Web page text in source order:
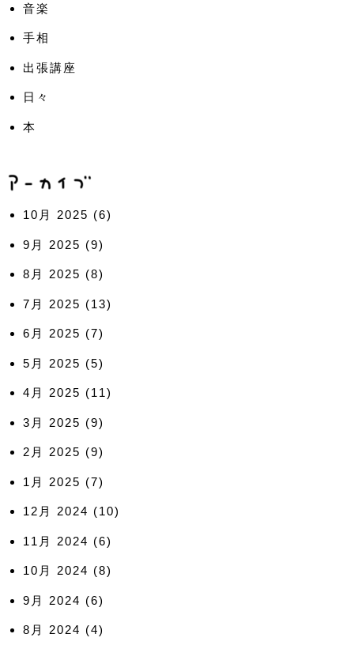
音楽
手相
出張講座
日々
本
10月 2025 (6)
9月 2025 (9)
8月 2025 (8)
7月 2025 (13)
6月 2025 (7)
5月 2025 (5)
4月 2025 (11)
3月 2025 (9)
2月 2025 (9)
1月 2025 (7)
12月 2024 (10)
11月 2024 (6)
10月 2024 (8)
9月 2024 (6)
8月 2024 (4)